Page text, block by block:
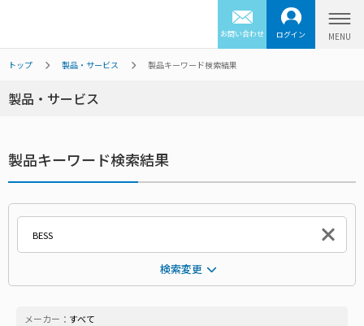
お問い合わせ ログイン
トップ 製品・サービス 製品キーワード検索結果
製品・サービス
製品キーワード検索結果
検索変更
メーカー： すべて